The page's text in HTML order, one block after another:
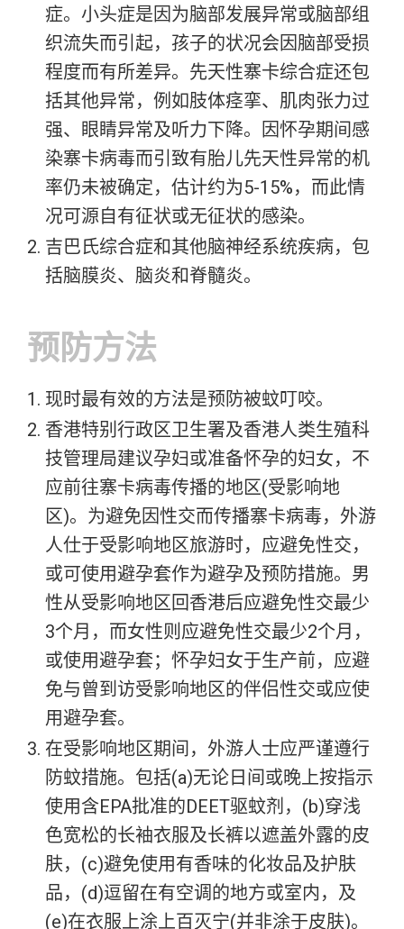
症。小头症是因为脑部发展异常或脑部组
织流失而引起，孩子的状况会因脑部受损
程度而有所差异。先天性寨卡综合症还包
括其他异常，例如肢体痉挛、肌肉张力过
强、眼睛异常及听力下降。因怀孕期间感
染寨卡病毒而引致有胎儿先天性异常的机
率仍未被确定，估计约为5-15%，而此情
况可源自有征状或无征状的感染。
吉巴氏综合症和其他脑神经系统疾病，包
括脑膜炎、脑炎和脊髓炎。
预防方法
现时最有效的方法是预防被蚊叮咬。
香港特别行政区卫生署及香港人类生殖科
技管理局建议孕妇或准备怀孕的妇女，不
应前往寨卡病毒传播的地区(受影响地
区)。为避免因性交而传播寨卡病毒，外游
人仕于受影响地区旅游时，应避免性交，
或可使用避孕套作为避孕及预防措施。男
性从受影响地区回香港后应避免性交最少
3个月，而女性则应避免性交最少2个月，
或使用避孕套；怀孕妇女于生产前，应避
免与曾到访受影响地区的伴侣性交或应使
用避孕套。
在受影响地区期间，外游人士应严谨遵行
防蚊措施。包括(a)无论日间或晚上按指示
使用含EPA批准的DEET驱蚊剂，(b)穿浅
色宽松的长袖衣服及长裤以遮盖外露的皮
肤，(c)避免使用有香味的化妆品及护肤
品，(d)逗留在有空调的地方或室内，及
(e)在衣服上涂上百灭宁(并非涂于皮肤)。